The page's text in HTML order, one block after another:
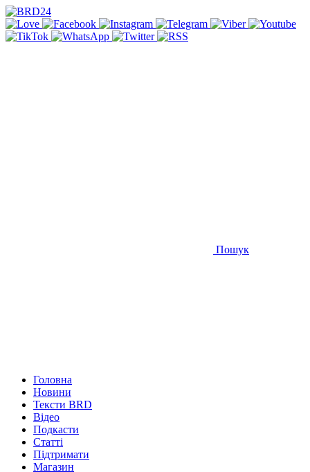
Пошук
Головна
Новини
Тексти BRD
Відео
Подкасти
Статті
Підтримати
Магазин